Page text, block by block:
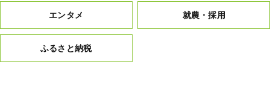
エンタメ 就農・採用
ふるさと納税